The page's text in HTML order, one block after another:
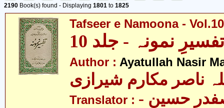
2190 Book(s) found - Displaying 1801 to 1825
Tafseer e Namoona - Vol.10
تفسیرِ نمونہ - جلد 10
Author : Ayatullah Nasir
ناصر مکارم شیرازی
Translator : - مولانا سید صفدر حسین